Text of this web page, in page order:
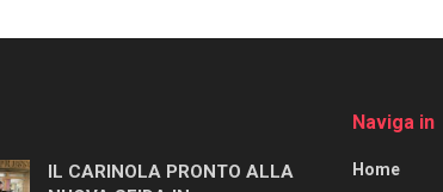
IL CARINOLA PRONTO ALLA
Naviga in
Home